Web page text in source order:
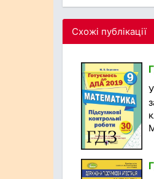
Схожі публікації